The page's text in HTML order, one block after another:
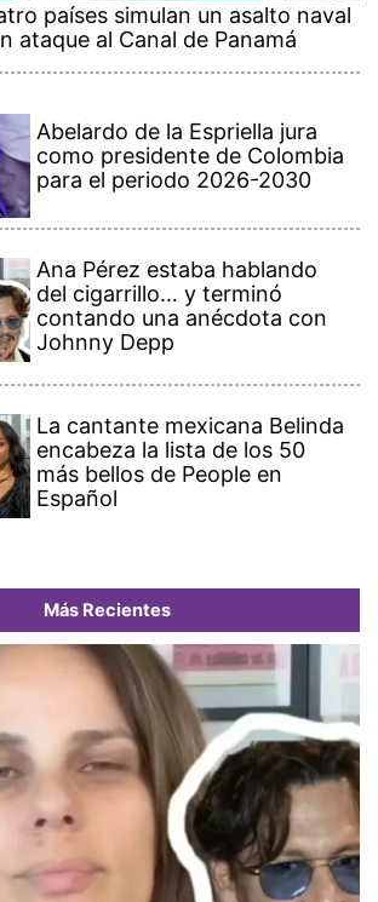
países simulan un asalto naval
ataque al Canal de Panamá
Abelardo de la Espriella jura
como presidente de Colombia
para el periodo 2026-2030
Ana Pérez estaba hablando
del cigarrillo… y terminó
contando una anécdota con
Johnny Depp
La cantante mexicana Belinda
encabeza la lista de los 50
más bellos de People en
Español
Más Recientes